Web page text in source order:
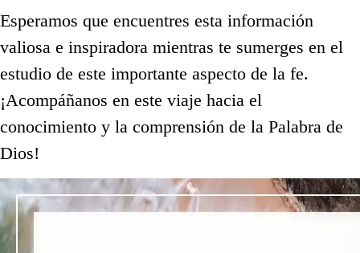
Esperamos que encuentres esta información
valiosa e inspiradora mientras te sumerges en el
estudio de este importante aspecto de la fe.
¡Acompáñanos en este viaje hacia el
conocimiento y la comprensión de la Palabra de
Dios!